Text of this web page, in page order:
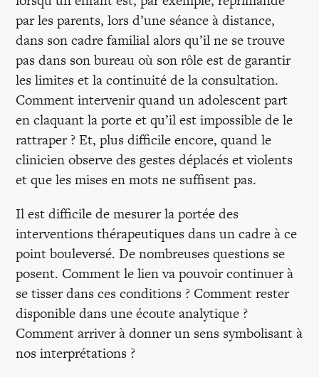
par les parents, lors d’une séance à distance,
dans son cadre familial alors qu’il ne se trouve
pas dans son bureau où son rôle est de garantir
les limites et la continuité de la consultation.
Comment intervenir quand un adolescent part
en claquant la porte et qu’il est impossible de le
rattraper ? Et, plus difficile encore, quand le
clinicien observe des gestes déplacés et violents
et que les mises en mots ne suffisent pas.
Il est difficile de mesurer la portée des
interventions thérapeutiques dans un cadre à ce
point bouleversé. De nombreuses questions se
posent. Comment le lien va pouvoir continuer à
se tisser dans ces conditions ? Comment rester
disponible dans une écoute analytique ?
Comment arriver à donner un sens symbolisant à
nos interprétations ?